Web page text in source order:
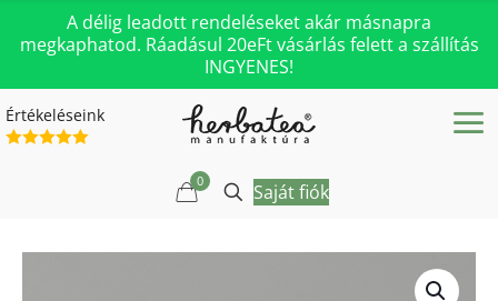
A délig leadott rendeléseket akár másnapra
megkaphatod. Ráadásul 20eFt vásárlás felett a szállítás
INGYENES!
Értékeléseink
0 Saját fiók